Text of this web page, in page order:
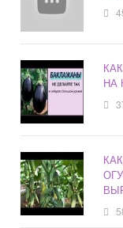
НА